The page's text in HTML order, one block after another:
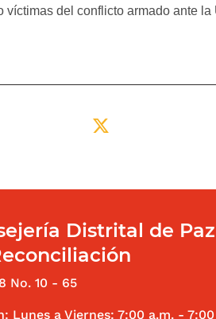
del conflicto armado ante
Distrital de
No. 10 - 65
Lunes a Viernes: 7:00 a.m. - 7:00